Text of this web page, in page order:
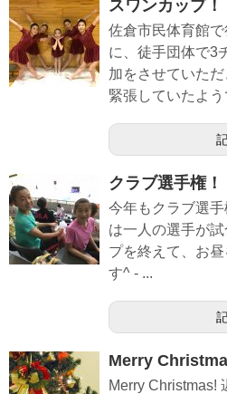
スワンカップ！
佐倉市民体育館
に、徒手団体で3
加をさせていた
緊張していたよう
クラブ選手権！
今年もクラブ選
は一人の選手が
プを終えて、お
す^ - ...
Merry
Merry Christmas!